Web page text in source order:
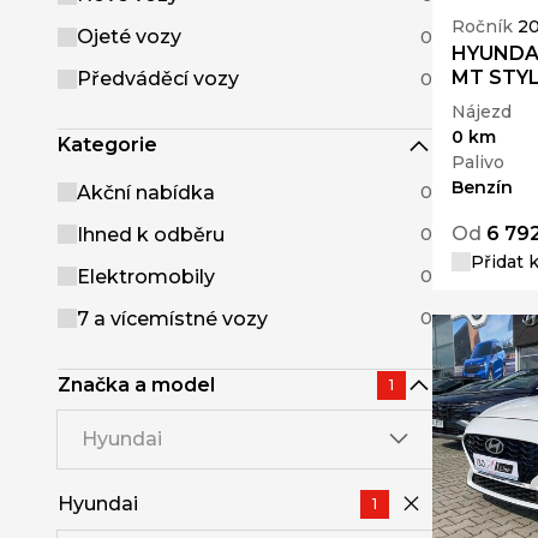
Ojeté vozy 0
Předváděcí vozy 0
Kategorie
Akční nabídka 0
Ihned k odběru 0
Elektromobily 0
7 a vícemístné vozy 0
Značka a model 1
Hyundai
Hyundai 1
Ročník
MT
Nájezd
0 km
Palivo
Benzín
Od 6
Přidat